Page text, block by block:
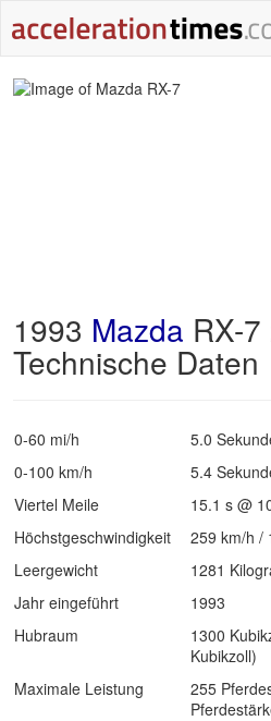
1993 Mazda RX-
Technische Daten
0-60 mi/h
5.0
0-100 km/h
5.4
Viertel Meile
15.1 s @
Höchstgeschwindigkeit
259 km/h /
Leergewicht
1281
Jahr eingeführt
1993
Hubraum
1300
Kubikzoll)
Maximale Leistung
255